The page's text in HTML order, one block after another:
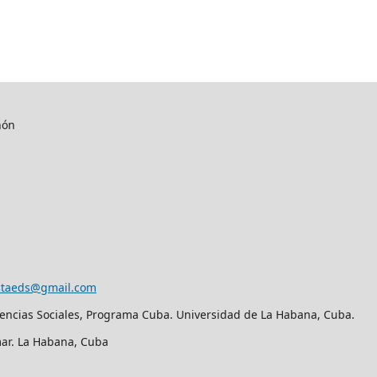
Sociales, Programa Cuba. Universidad de La Habana, Cuba.
La Habana, Cuba